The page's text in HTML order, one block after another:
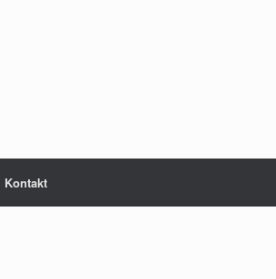
Kontakt